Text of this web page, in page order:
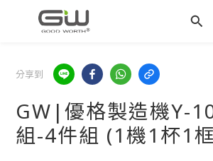
分享到
GW|優格製造機Y-
組-4件組 (1機1杯1